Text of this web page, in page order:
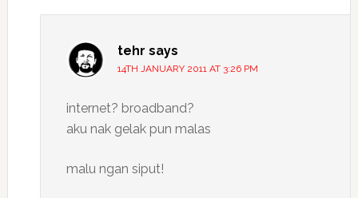
tehr says
14TH JANUARY 2011 AT 3:26 PM
internet? broadband?
aku nak gelak pun malas
malu ngan siput!